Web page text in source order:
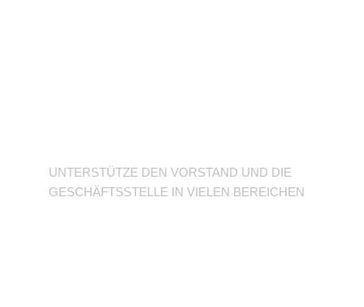
UNTERSTÜTZE DEN VORSTAND UND DIE
GESCHÄFTSSTELLE IN VIELEN BEREICHEN